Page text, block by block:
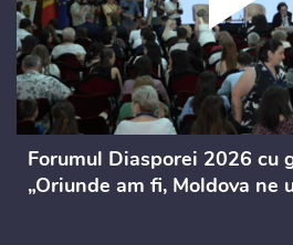
Forumul Diasporei 2026 cu
„Oriunde am fi, Moldova ne